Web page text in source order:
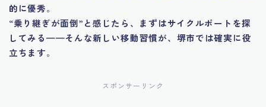
的に優秀。
“乗り継ぎが面倒”と感じたら、まずはサイクルポートを探
してみる——そんな新しい移動習慣が、堺市では確実に役
立ちます。
スポンサーリンク